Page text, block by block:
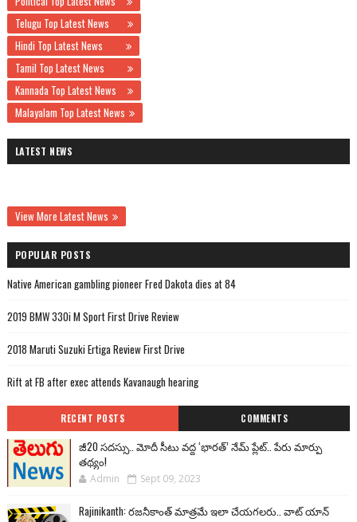
Telugu Top Latest News
Hindi Top Latest News
Tamil Top Latest News
Kannada Top Latest News
Malayalam Top Latest News
LATEST NEWS
View More Latest News
POPULAR POSTS
Native American gambling pioneer Fred Dakota dies at 84
2019 BMW 330i M Sport First Drive Review
2018 Maruti Suzuki Ertiga Review First Drive
Rift at FB after exec attends Kavanaugh hearing
RECENT POSTS COMMENTS
జీ20 సదస్సు.. మోదీ సీటు వద్ద ‘భారత్’ నేమ్ ప్లేట్‌.. పేరు మార్పు
తథ్యం!
Admin Sept 09, 2023
Rajinikanth: రజనీకాంత్ మాత్రమే ఇలా చేయగలరు.. వాట్ యాన్